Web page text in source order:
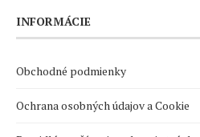
INFORMÁCIE
Obchodné podmienky
Ochrana osobných údajov a Cookie